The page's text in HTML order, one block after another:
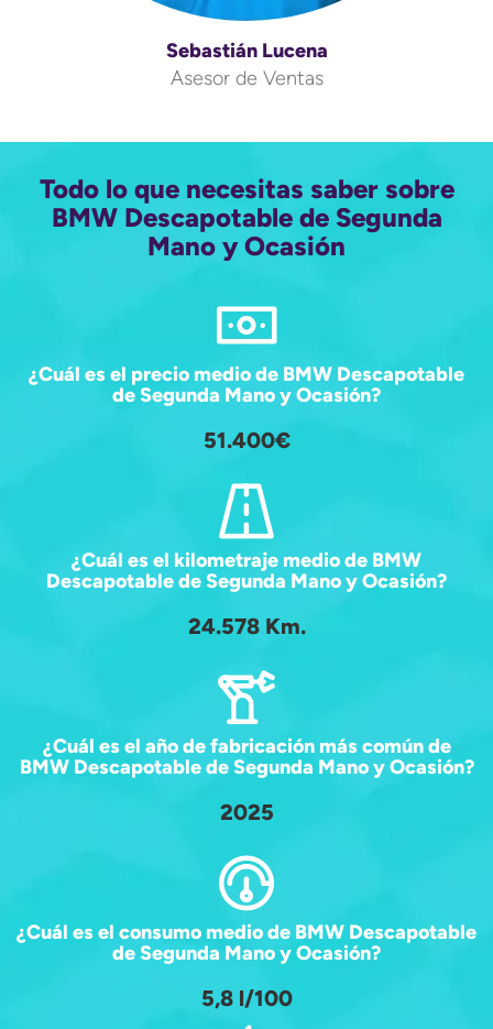
Sebastián Lucena
Asesor de Ventas
Todo lo que necesitas saber sobre
BMW Descapotable de Segunda
Mano y Ocasión
¿Cuál es el precio medio de BMW Descapotable
de Segunda Mano y Ocasión?
51.400€
¿Cuál es el kilometraje medio de BMW
Descapotable de Segunda Mano y Ocasión?
24.578 Km.
¿Cuál es el año de fabricación más común de
BMW Descapotable de Segunda Mano y Ocasión?
2025
¿Cuál es el consumo medio de BMW Descapotable
de Segunda Mano y Ocasión?
5,8 l/100